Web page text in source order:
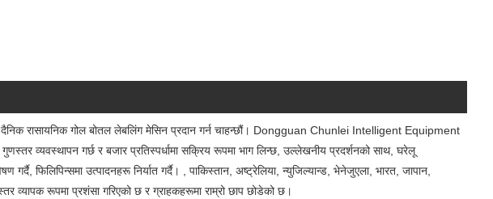
दैनिक रासायनिक गोल बोतल लेबलिंग मेसिन प्रदान गर्न चाहन्छौं। Dongguan Chunlei Intelligent Equipment
व्यवस्थापन गर्छ र बजार प्रतिस्पर्धामा सक्रिय रूपमा भाग लिन्छ, उल्लेखनीय प्रदर्शनको साथ, घरेलू
गर्दै, फिलिपिन्समा उत्पादनहरू निर्यात गर्दै। , पाकिस्तान, अष्ट्रेलिया, न्युजिल्यान्ड, भेनेजुएला, भारत, जापान,
व्यापक रूपमा प्रशंसा गरिएको छ र ग्राहकहरूमा राम्रो छाप छोडेको छ।